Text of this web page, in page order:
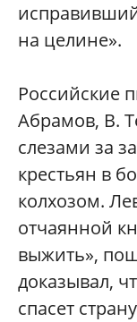
на целине».
Российские
Абрамов, В.
слезами за
крестьян в
колхозом.
отчаянной
выжить»,
доказывал,
спасет